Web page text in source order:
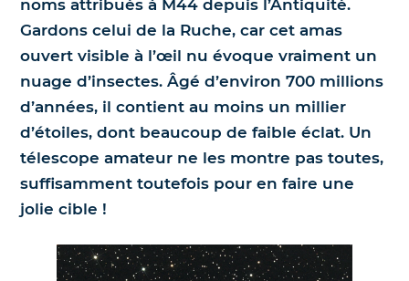
noms attribués à M44 depuis l’Antiquité.
Gardons celui de la Ruche, car cet amas
ouvert visible à l’œil nu évoque vraiment un
nuage d’insectes. Âgé d’environ 700 millions
d’années, il contient au moins un millier
d’étoiles, dont beaucoup de faible éclat. Un
télescope amateur ne les montre pas toutes,
suffisamment toutefois pour en faire une
jolie cible !